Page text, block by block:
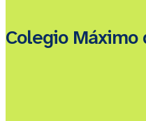
Colegio